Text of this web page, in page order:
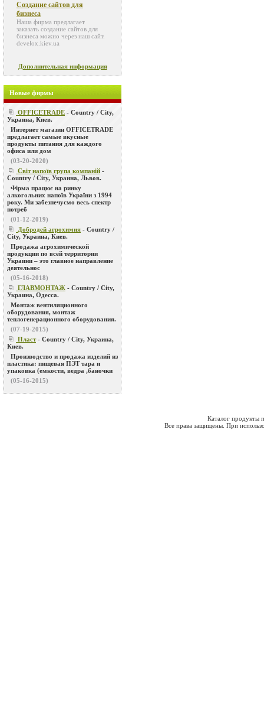
Создание сайтов для
бизнеса
Наша фирма предлагает
заказать создание сайтов для
бизнеса можно через наш сайт.
develox.kiev.ua
Дополнительная информация
Новые фирмы
OFFICETRADE - Country / City,
Украина, Киев.
Интернет магазин OFFICETRADE
предлагает самые вкусные
продукты питания для каждого
офиса или дом
(03-20-2020)
Світ напоїв група компаній -
Country / City, Украина, Львов.
Фірма працює на ринку
алкогольних напоїв України з 1994
року. Ми забезпечуємо весь спектр
потреб
(01-12-2019)
Добродей агрохимия - Country /
City, Украина, Киев.
Продажа агрохимической
продукции по всей территории
Украини – это главное направление
деятельнос
(05-16-2018)
ГЛАВМОНТАЖ - Country / City,
Украина, Одесса.
Монтаж вентиляционного
оборудования, монтаж
теплогенерационного оборудования.
(07-19-2015)
Пласт- Country / City, Украина,
Киев.
Производство и продажа изделий из
пластика: пищевая ПЭТ тара и
упаковка (емкости, ведра ,баночки
(05-16-2015)
Каталог продукты
Все права защищены. При